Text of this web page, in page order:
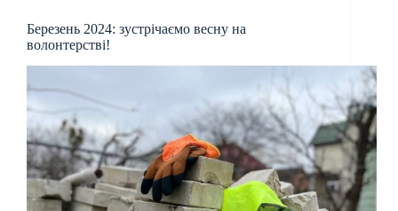
Березень 2024: зустрічаємо весну на
волонтерстві!